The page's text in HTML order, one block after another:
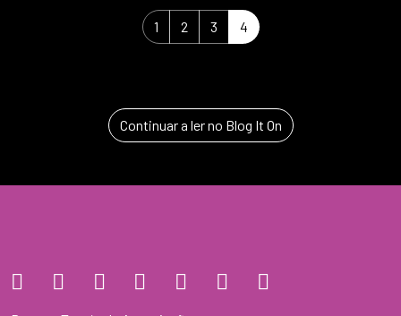
Navegación por la páginaPage
1 Página
2 Página
3 Current Page
4
Continuar a ler no Blog It On